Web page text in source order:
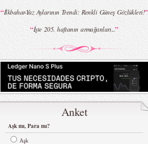
“İlkbahar-Yaz Aylarının Trendi: Renkli Güneş Gözlükleri!”
“İşte 205. haftanın armağanları...”
Anket
Aşk mı, Para mı?
Aşk